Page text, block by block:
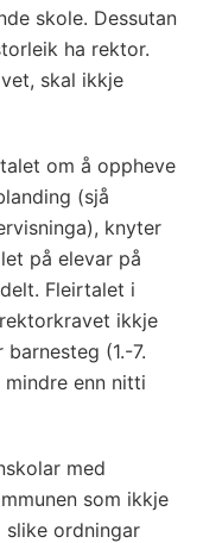
skole. Dessutan
ha rektor.
skal ikkje
om å oppheve
(sjå
knyter
på elevar på
Fleirtalet i
ikkje
(1.-7.
enn nitti
med
som ikkje
ordningar